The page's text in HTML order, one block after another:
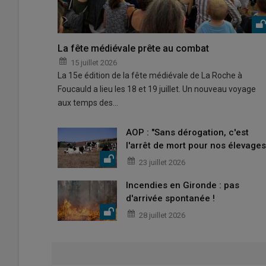
La fête médiévale prête au combat
15 juillet 2026
La 15e édition de la fête médiévale de La Roche à
Foucauld a lieu les 18 et 19 juillet. Un nouveau voyage
aux temps des…
AOP : "Sans dérogation, c'est
l'arrêt de mort pour nos
23 juillet 2026
Incendies en Gironde : pas
d'arrivée spontanée !
28 juillet 2026